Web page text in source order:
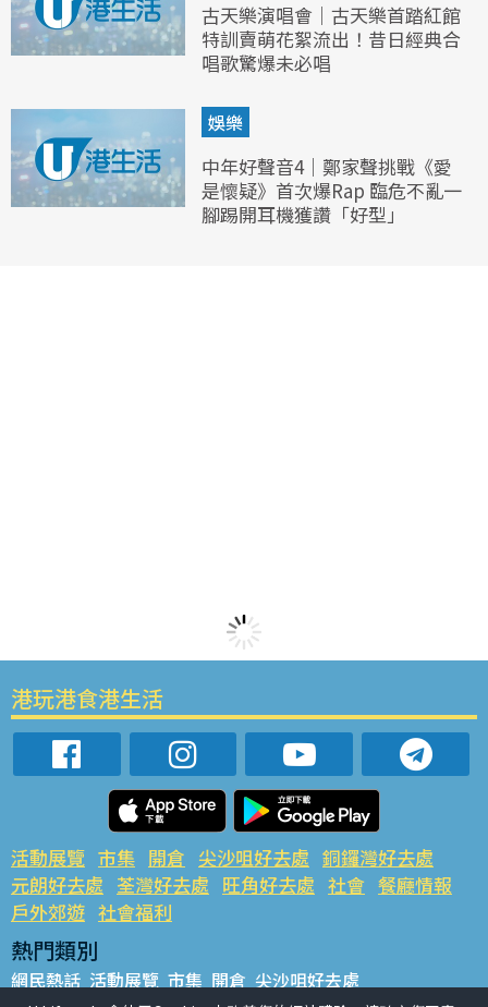
古天樂演唱會｜古天樂首踏紅館
特訓賣萌花絮流出！昔日經典合
唱歌驚爆未必唱
娛樂
中年好聲音4｜鄭家聲挑戰《愛
是懷疑》首次爆Rap 臨危不亂一
腳踢開耳機獲讚「好型」
港玩港食港生活
活動展覽 市集 開倉 尖沙咀好去處 銅鑼灣好去處
元朗好去處 荃灣好去處 旺角好去處 社會 餐廳情報
戶外郊遊 社會福利
熱門類別
網民熱話 活動展覽 市集 開倉 尖沙咀好去處